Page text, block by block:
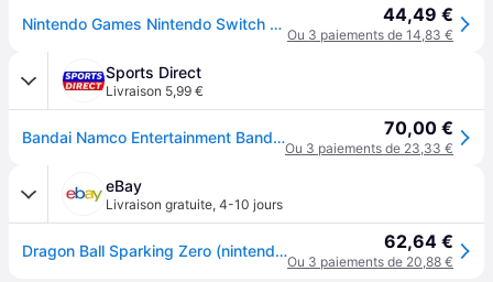
Nintendo Games Nintendo Switch 2 Dragon Ball: Sparking! Zero Multicolore PAL 44,49 €
Ou 3 paiements de 14,83 €
Sports Direct
Livraison 5,99 €
Bandai Namco Entertainment Bandai Dragon Ball: Sparking! Zero - NS2 70,00 €
Ou 3 paiements de 23,33 €
eBay
Livraison gratuite, 4-10 jours
Dragon Ball Sparking Zero (nintendo Switch 2) Switch-2 Stan (nintendo Switch 2) 62,64 €
Ou 3 paiements de 20,88 €